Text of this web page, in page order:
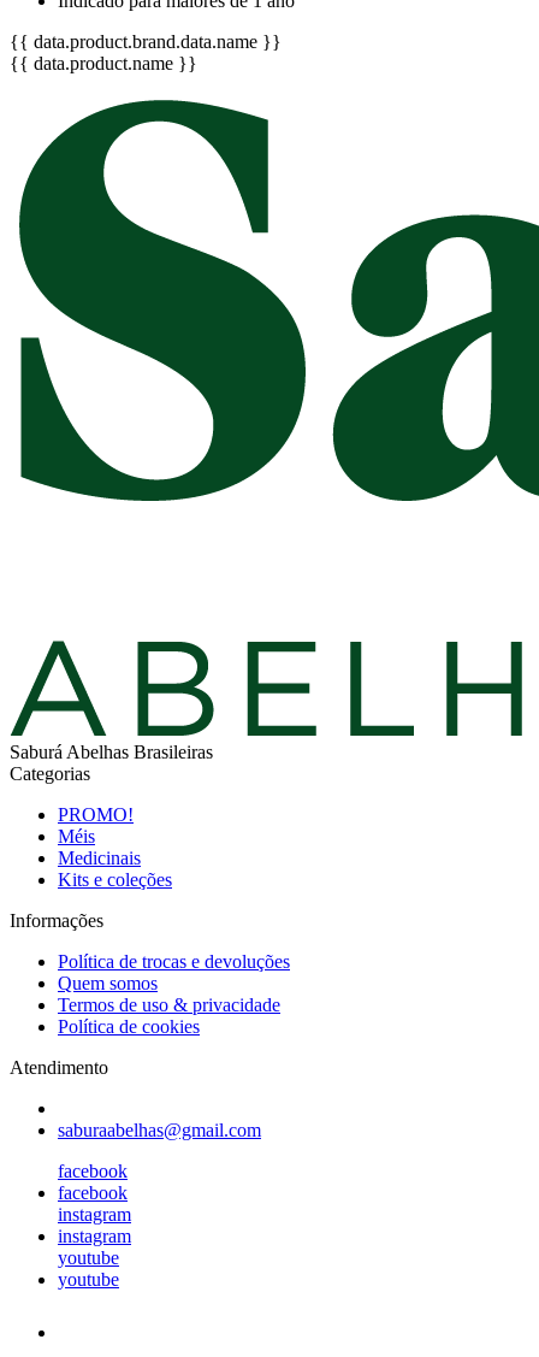
{{ data.product.brand.data.name }}
{{ data.product.name }}
Saburá Abelhas Brasileiras
Categorias
PROMO!
Méis
Medicinais
Kits e coleções
Informações
Política de trocas e devoluções
Quem somos
Termos de uso & privacidade
Política de cookies
Atendimento
saburaabelhas@gmail.com
facebook
facebook
instagram
instagram
youtube
youtube